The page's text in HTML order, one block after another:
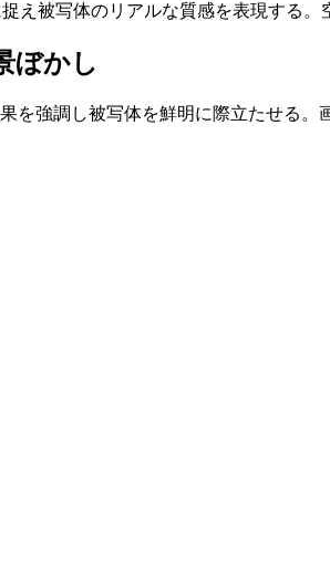
え被写体のリアルな質感を表現する
ぼかし
を強調し被写体を鮮明に際立たせる